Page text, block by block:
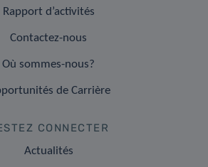
Rapport d’activités
Contactez-nous
Où sommes-nous?
de Carrière
CONNECTER
Actualités